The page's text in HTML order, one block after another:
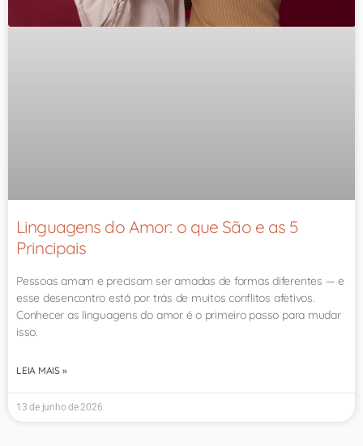
Linguagens do Amor: o que São e as 5
Principais
Pessoas amam e precisam ser amadas de formas diferentes — e
esse desencontro está por trás de muitos conflitos afetivos.
Conhecer as linguagens do amor é o primeiro passo para mudar
isso.
LEIA MAIS »
13 de junho de 2026